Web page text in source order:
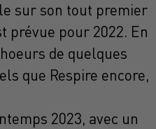
sur son tout premier
prévue pour 2022. En
de quelques
que Respire encore,
2023, avec un